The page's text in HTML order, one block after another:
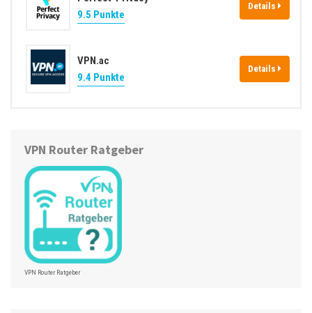
9.5 Punkte
Details
VPN.ac
9.4 Punkte
Details
VPN Router Ratgeber
VPN Router Ratgeber